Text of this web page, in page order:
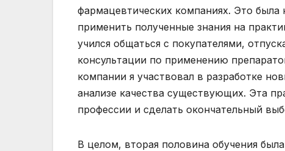
фармацевтических компаниях. Это была
применить полученные знания на
учился общаться с покупателями,
консультации по применению
компании я участвовал в разработке
анализе качества существующих. Эта
профессии и сделать окончательный
В целом, вторая половина обучения